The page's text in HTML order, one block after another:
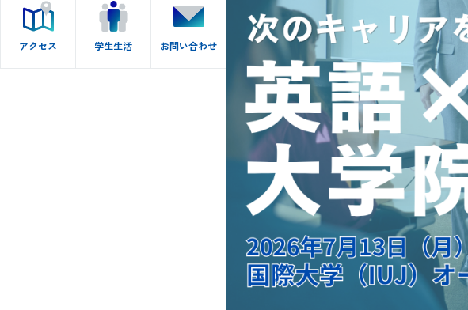
アクセス 学生生活 お問い合わせ